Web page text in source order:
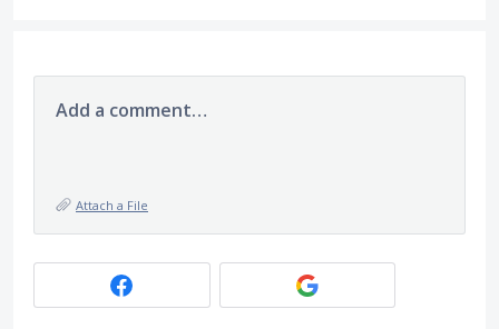
Add a comment…
Attach a File